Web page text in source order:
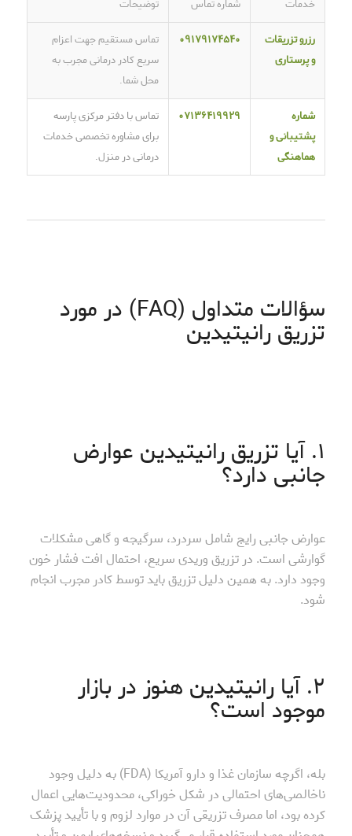
خدمات شماره تماس توضیحات
رزرو تزریقات
و پرستاری
۰۹۱۷۹۱۷۴۵۴۰
تماس مستقیم جهت اعزام
سریع کادر درمانی مجرب به
محل شما.
شماره
پشتیبانی و
هماهنگی
۰۷۱۳۶۴۱۹۹۲۹
تماس با دفتر مرکزی پارسه
برای مشاوره تخصصی خدمات
درمانی در منزل.
سؤالات متداول (FAQ) در مورد
تزریق رانیتیدین
۱. آیا تزریق رانیتیدین عوارض
جانبی دارد؟
عوارض جانبی رایج شامل سردرد، سرگیجه و گاهی مشکلات
گوارشی است. در تزریق وریدی سریع، احتمال افت فشار خون
وجود دارد. به همین دلیل تزریق باید توسط کادر مجرب انجام
شود.
۲. آیا رانیتیدین هنوز در بازار
موجود است؟
بله، اگرچه سازمان غذا و دارو آمریکا (FDA) به دلیل وجود
ناخالصی‌های احتمالی در شکل خوراکی، محدودیت‌هایی اعمال
کرده بود، اما مصرف تزریقی آن در موارد لزوم و با تأیید پزشک